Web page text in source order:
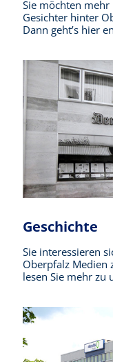
Sie möchten
Gesichter hinter
Dann geht’s hier
Geschichte
Sie interessieren
Oberpfalz Medien
lesen Sie mehr zu